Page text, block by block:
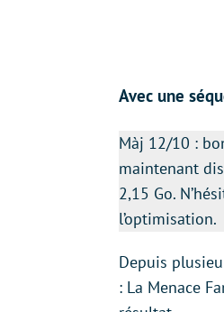
Avec une
Màj 12/10 :
maintenant
2,15 Go.
l’optimisation.
Depuis
: La Menace